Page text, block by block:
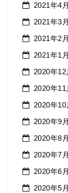
2021年4月
2021年3月
2021年2月
2021年1月
2020年12
2020年11
2020年10
2020年9月
2020年8月
2020年7月
2020年6月
2020年5月